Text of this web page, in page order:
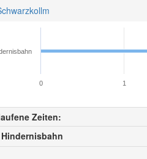
0 1
Zeiten:
Hindernisbahn